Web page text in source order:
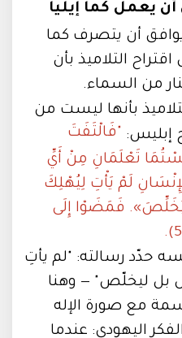
يعمل كما إيليا
أن يتصرف كما
التلاميذ بأن
من السماء.
بأنها ليست من
إبليس: "فَالْتَفَتَ
تَعْلَمَانِ مِنْ أَيِّ
لَمْ يَأْتِ لِيُهْلِكَ
فَمَضَوْا إِلَى
حدّد رسالته: "لم يأتِ
بل ليخلّص" — وهنا
مع صورة الإله
اليهودي: عندما